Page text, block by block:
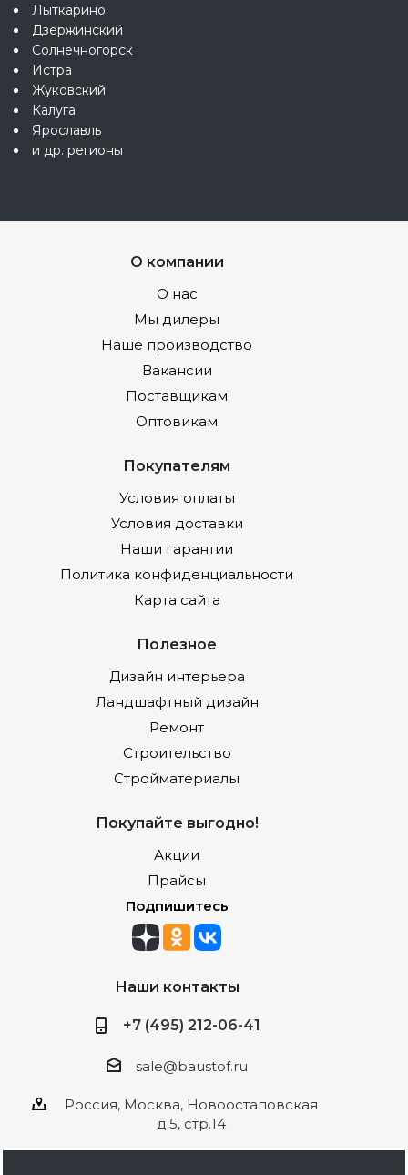
Лыткарино
Дзержинский
Солнечногорск
Истра
Жуковский
Калуга
Ярославль
и др. регионы
О компании
О нас
Мы дилеры
Наше производство
Вакансии
Поставщикам
Оптовикам
Покупателям
Условия оплаты
Условия доставки
Наши гарантии
Политика конфиденциальности
Карта сайта
Полезное
Дизайн интерьера
Ландшафтный дизайн
Ремонт
Строительство
Стройматериалы
Покупайте выгодно!
Акции
Прайсы
Подпишитесь
Наши контакты
+7 (495) 212-06-41
sale@baustof.ru
Россия, Москва, Новоостаповская
д.5, стр.14